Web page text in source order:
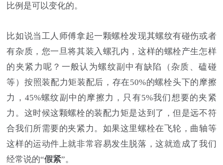
比例是可以变化的。
比如说当工人师傅拿起一颗螺栓发现其螺纹有碰伤或者
有杂质，您一旦将其装入螺孔内，这样的螺栓产生怎样
的夹紧力呢？一般认为螺纹副中有缺陷（杂质、磕碰
等）按照装配力矩装配后，存在50%的螺栓头下的摩擦
力，45%螺纹副中的摩擦力，只有5%我们想要的夹紧
力。这时候这颗螺栓的装配力矩是达到了，但是远不符
合我们所需要的夹紧力。如果这里螺栓在飞轮，曲轴等
这样的运动件上就非常容易发生脱落，这就造成了我们
经常说的“假紧”。